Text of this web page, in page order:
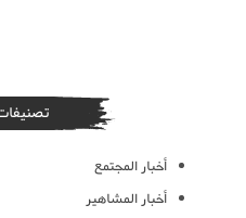
أخبار المجتمع
أخبار المشاهير